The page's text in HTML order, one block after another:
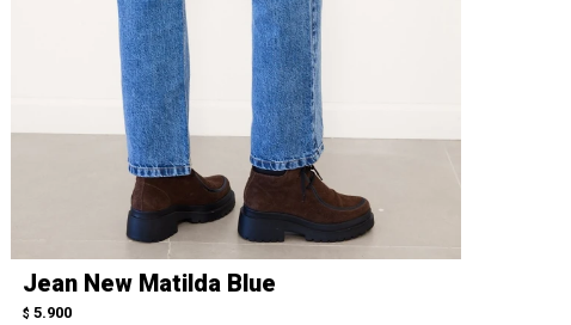
Jean New Matilda Blue
$ 5.900